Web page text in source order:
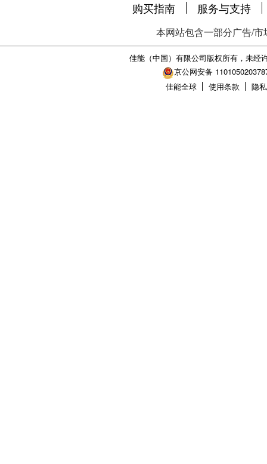
购买指南 服务与支持
本网站包含一部分广告/
佳能（中国）有限公司版权所有，未经
京公网安备
佳能全球
使用条款 隐